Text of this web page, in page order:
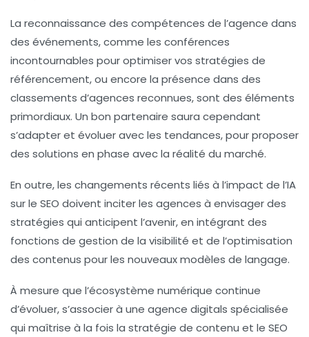
La reconnaissance des compétences de l’agence dans
des événements, comme les conférences
incontournables pour optimiser vos stratégies de
référencement, ou encore la présence dans des
classements d’agences reconnues, sont des éléments
primordiaux. Un bon partenaire saura cependant
s’adapter et évoluer avec les tendances, pour proposer
des solutions en phase avec la réalité du marché.
En outre, les changements récents liés à l’impact de l’IA
sur le SEO doivent inciter les agences à envisager des
stratégies qui anticipent l’avenir, en intégrant des
fonctions de gestion de la visibilité et de l’optimisation
des contenus pour les nouveaux modèles de langage.
À mesure que l’écosystème numérique continue
d’évoluer, s’associer à une agence digitals spécialisée
qui maîtrise à la fois la stratégie de contenu et le SEO